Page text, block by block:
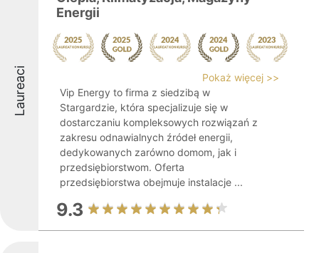
Laureaci
Energii
Pokaż więcej >>
Vip Energy to firma z siedzibą w
Stargardzie, która specjalizuje się w
dostarczaniu kompleksowych rozwiązań z
zakresu odnawialnych źródeł energii,
dedykowanych zarówno domom, jak i
przedsiębiorstwom. Oferta
przedsiębiorstwa obejmuje instalacje ...
9.3